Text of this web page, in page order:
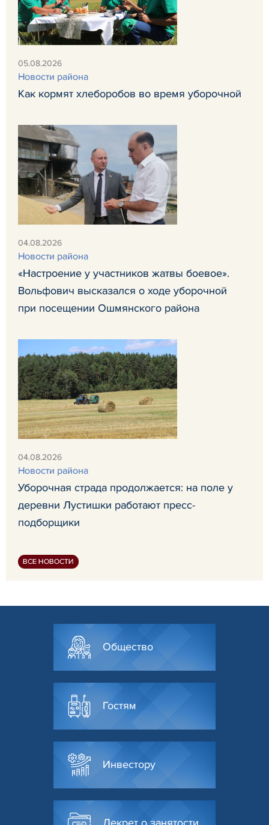
05.08.2026
Новости района
Как кормят хлеборобов во время уборочной
04.08.2026
Новости района
«Настроение у участников жатвы боевое».
Вольфович высказался о ходе уборочной
при посещении Ошмянского района
04.08.2026
Новости района
Уборочная страда продолжается: на поле у
деревни Лустишки работают пресс-
подборщики
ВСЕ НОВОСТИ
Общество
Гостям
Инвестору
Декрет о занятости